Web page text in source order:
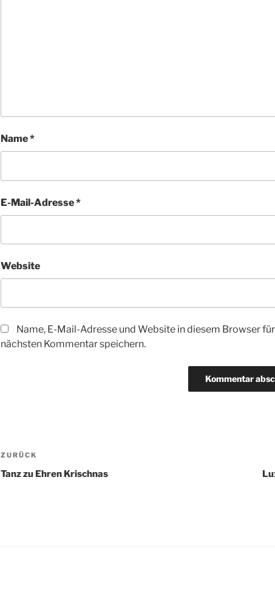
Name*
E-Mail-Adresse*
Website
Name, E-Mail-Adresse und Website in diesem Browser
nächsten Kommentar speichern.
Beitragsnavigation
Vorheriger
Beitrag
ZURÜCK
Tanz zu Ehren Krischnas